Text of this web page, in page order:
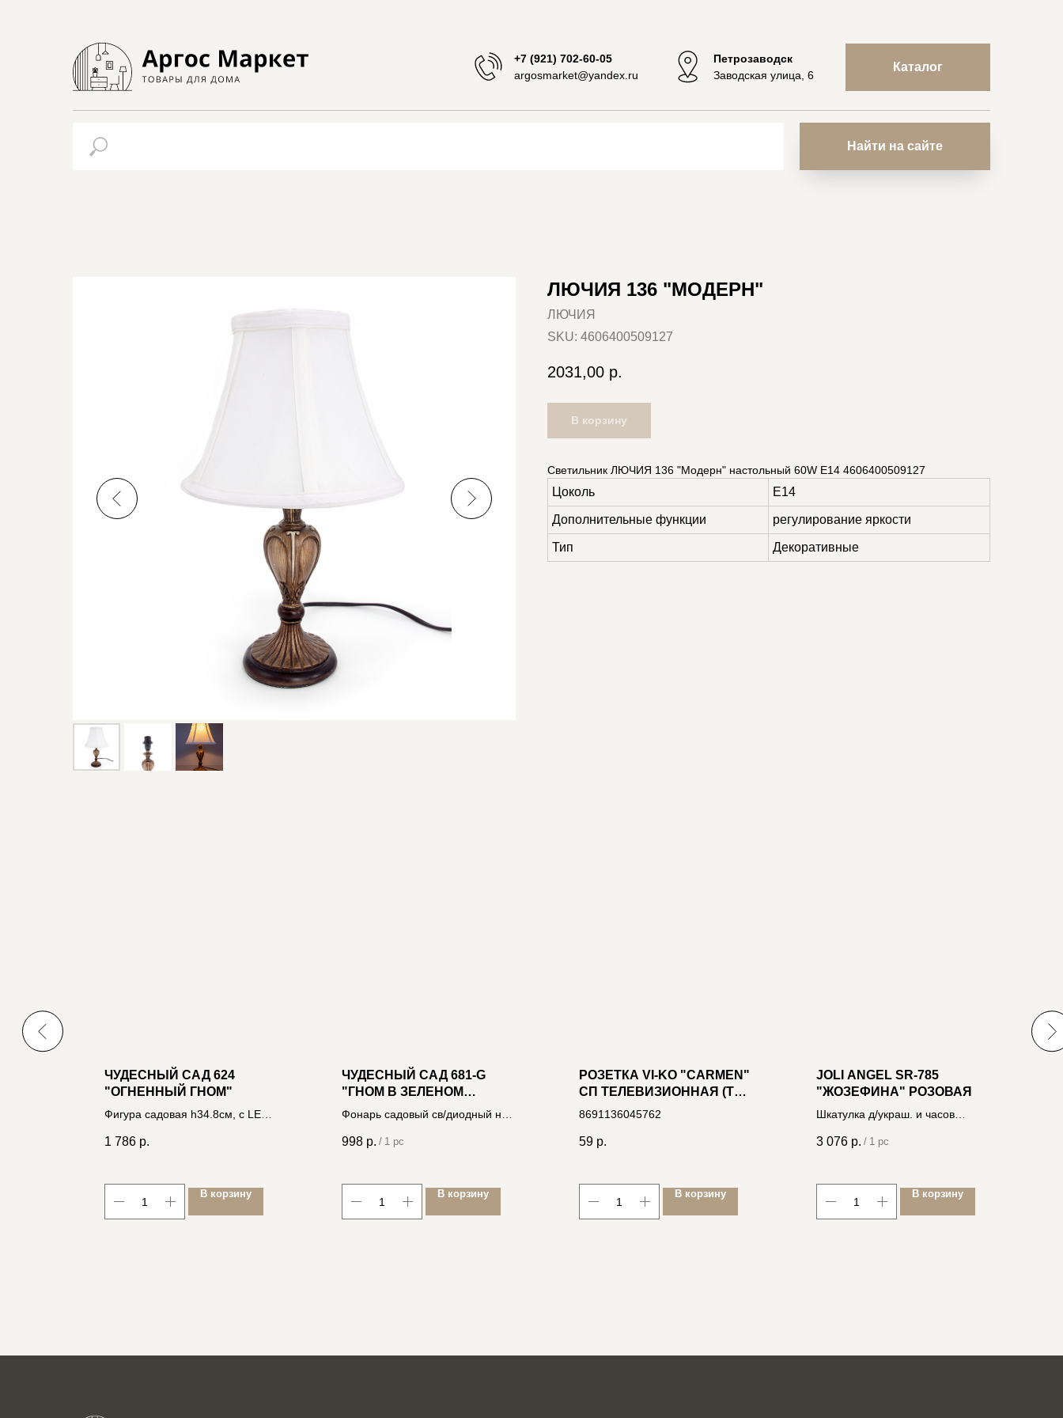
+7 (921) 702-60-05
argosmarket@yandex.ru
Петрозаводск
Заводская улица, 6
Каталог
Найти на сайте
ЛЮЧИЯ 136 "МОДЕРН"
ЛЮЧИЯ
SKU: 4606400509127
2031,00 р.
В корзину
Светильник ЛЮЧИЯ 136 "Модерн" настольный 60W E14 4606400509127
Цоколь E14
Дополнительные функции регулирование яркости
Тип Декоративные
ЧУДЕСНЫЙ САД 624
"ОГНЕННЫЙ ГНОМ"
Фигура садовая h34.8см, с LED
полирезин
1 786 р.
В корзину
ЧУДЕСНЫЙ САД 681-G
"ГНОМ В ЗЕЛЕНОМ
КОЛПАКЕ"
Фонарь садовый св/диодный на
4606400207528
998 р. / 1 pc
В корзину
РОЗЕТКА VI-KO "CARMEN"
СП ТЕЛЕВИЗИОННАЯ (TV)
БЕЛАЯ [561060]
8691136045762
59 р.
В корзину
JOLI ANGEL SR-785
"ЖОЗЕФИНА" РОЗОВАЯ
Шкатулка д/украш. и часов
экокожа 4606400033172
3 076 р. / 1 pc
В корзину